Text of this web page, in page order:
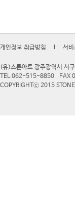
개인정보 취급방침 l 서
(유)스톤아트 광주광역시 서
TEL 062-515-8850
FAX
COPYRIGHTⓒ 2015